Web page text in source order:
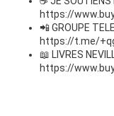
https://
https://t.me/
https://